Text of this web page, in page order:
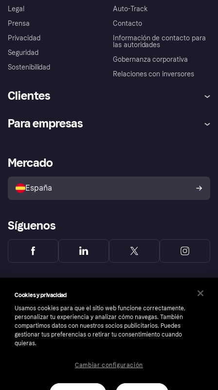
Legal
Prensa
Privacidad
Seguridad
Sostenibilidad
Auto-Track
Contacto
Información de contacto para
las autoridades
Gobernanza corporativa
Relaciones con inversores
Clientes
Inicio de sesión
Directorio de tiendas
Política de protección al
comprador de Klarna
Reclamaciones
Para empresas
Acceso empresas
Mercado
España
Síguenos
Número de empresa: 556737-0431
Cookies y privacidad
Usamos cookies para que el sitio web funcione correctamente,
personalizar tu experiencia y analizar cómo navegas. También
compartimos datos con nuestros socios publicitarios. Puedes
gestionar tus preferencias o retirar tu consentimiento cuando
quieras.
Cambiar configuración